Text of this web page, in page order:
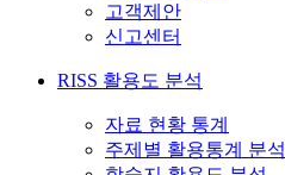
고객제안
신고센터
RISS 활용도 분석
자료 현황 통계
주제별 활용통계 분석